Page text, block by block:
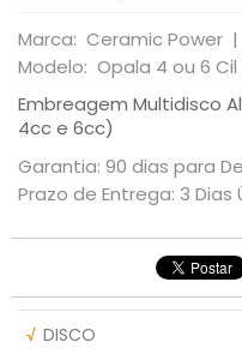
Marca: Ceramic Power |
Modelo: Opala 4 ou 6 Cil
Embreagem Multidisco
4cc e 6cc)
Garantia: 90 dias para
Prazo de Entrega: 3 Dias
√ DISCO